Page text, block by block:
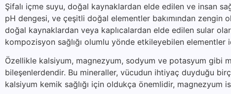
Şifalı içme suyu, doğal kaynaklardan elde edilen ve insan
pH dengesi, ve çeşitli doğal elementler bakımından zengin
doğal kaynaklardan veya kaplıcalardan elde edilen sular
kompozisyon sağlığı olumlu yönde etkileyebilen elementler
Özellikle kalsiyum, magnezyum, sodyum ve potasyum gibi
bileşenlerdendir. Bu mineraller, vücudun ihtiyaç duyduğu
kalsiyum kemik sağlığı için oldukça önemlidir, magnezyum